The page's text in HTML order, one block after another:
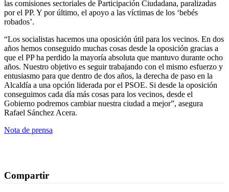
las comisiones sectoriales de Participación Ciudadana, paralizadas
por el PP. Y por último, el apoyo a las víctimas de los ‘bebés
robados’.
“Los socialistas hacemos una oposición útil para los vecinos. En dos
años hemos conseguido muchas cosas desde la oposición gracias a
que el PP ha perdido la mayoría absoluta que mantuvo durante ocho
años. Nuestro objetivo es seguir trabajando con el mismo esfuerzo y
entusiasmo para que dentro de dos años, la derecha de paso en la
Alcaldía a una opción liderada por el PSOE. Si desde la oposición
conseguimos cada día más cosas para los vecinos, desde el
Gobierno podremos cambiar nuestra ciudad a mejor”, asegura
Rafael Sánchez Acera.
Nota de prensa
Compartir